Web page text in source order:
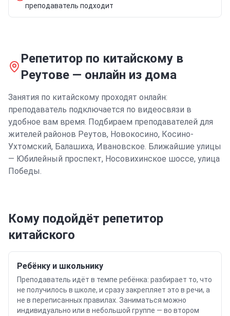
преподаватель подходит
Репетитор по китайскому в
Реутове — онлайн из дома
Занятия по китайскому проходят онлайн:
преподаватель подключается по видеосвязи в
удобное вам время. Подбираем преподавателей для
жителей районов Реутов, Новокосино, Косино-
Ухтомский, Балашиха, Ивановское. Ближайшие улицы
— Юбилейный проспект, Носовихинское шоссе, улица
Победы.
Кому подойдёт репетитор
китайского
Ребёнку и школьнику
Преподаватель идёт в темпе ребёнка: разбирает то, что
не получилось в школе, и сразу закрепляет это в речи, а
не в переписанных правилах. Заниматься можно
индивидуально или в небольшой группе — во втором